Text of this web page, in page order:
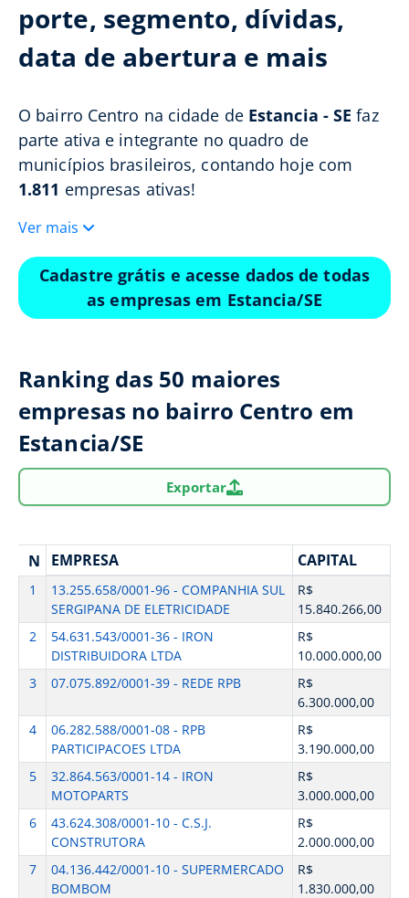
porte, segmento, dívidas,
data de abertura e mais
O bairro Centro na cidade de Estancia - SE faz
parte ativa e integrante no quadro de
municípios brasileiros, contando hoje com
1.811 empresas ativas!
Ver mais
Cadastre grátis e acesse dados de todas
as empresas em Estancia/SE
Ranking das 50 maiores
empresas no bairro Centro em
Estancia/SE
Exportar
N EMPRESA CAPITAL
1
13.255.658/0001-96 - COMPANHIA SUL
SERGIPANA DE ELETRICIDADE
R$
15.840.266,00
2
54.631.543/0001-36 - IRON
DISTRIBUIDORA LTDA
R$
10.000.000,00
3
07.075.892/0001-39 - REDE RPB
R$
6.300.000,00
4
06.282.588/0001-08 - RPB
PARTICIPACOES LTDA
R$
3.190.000,00
5
32.864.563/0001-14 - IRON
MOTOPARTS
R$
3.000.000,00
6
43.624.308/0001-10 - C.S.J.
CONSTRUTORA
R$
2.000.000,00
7
04.136.442/0001-10 - SUPERMERCADO
BOMBOM
R$
1.830.000,00